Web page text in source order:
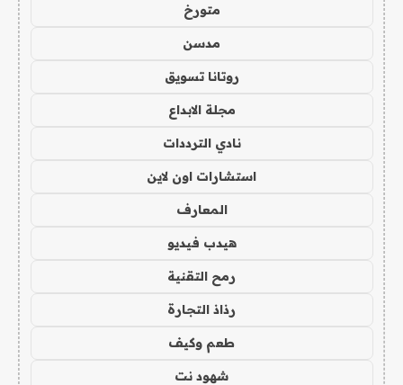
متورخ
مدسن
روتانا تسويق
مجلة الابداع
نادي الترددات
استشارات اون لاين
المعارف
هيدب فيديو
رمح التقنية
رذاذ التجارة
طعم وكيف
شهود نت